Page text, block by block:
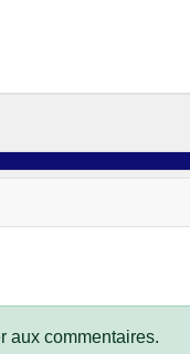
aux commentaires.